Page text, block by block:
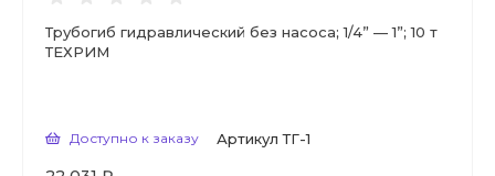
Трубогиб гидравлический без насоса; 1/4” — 1”; 10 т
ТЕХРИМ
Доступно к заказу Артикул ТГ-1